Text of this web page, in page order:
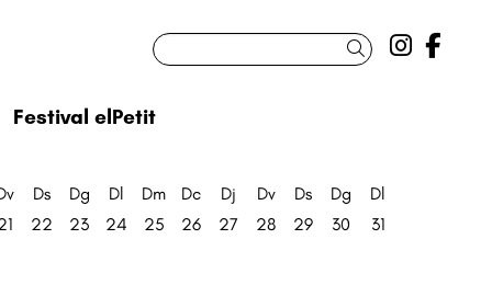
Link a
Link
Cercar
Festival elPetit
Ds
22
Dg
23
Dl
24
Dm
25
Dc
26
Dj
27
Dv
28
Ds
29
Dg
30
Dl
31